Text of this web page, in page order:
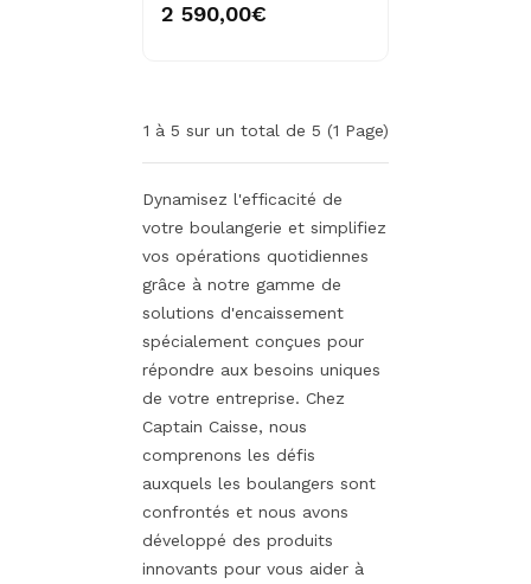
Dynamisez l'efficacité de
votre boulangerie et simplifiez
vos opérations quotidiennes
grâce à notre gamme de
solutions d'encaissement
spécialement conçues pour
répondre aux besoins uniques
de votre entreprise. Chez
Captain Caisse, nous
comprenons les défis
auxquels les boulangers sont
confrontés et nous avons
développé des produits
innovants pour vous aider à
2 590,00€
1 à 5 sur un total de 5 (1 Page)